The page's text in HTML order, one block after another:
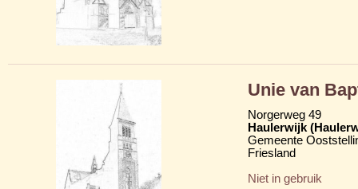
Unie van
Norgerweg 49
Haulerwijk
Gemeente
Friesland
Niet in gebruik